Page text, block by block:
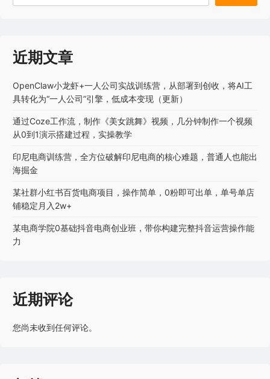
近期文章
OpenClaw小龙虾+一人公司实战训练营，从部署到创收，将AI工
具转化为“一人公司”引擎，低成本变现（更新）
通过Coze工作流，制作《美女跳舞》视频，几分钟制作一个视频
从0到1演示搭建过程，实操教学
印尼电商训练营，全方位破解印尼电商的核心难题，普通人也能出
海掘金
某社群小红书百货电商项目，操作简单，0粉即可出单，单号单店
铺稳定月入2w+
某电商学院0基础抖音电商创业班，带你构建完整抖音运营操作能
力
近期评论
您尚未收到任何评论。